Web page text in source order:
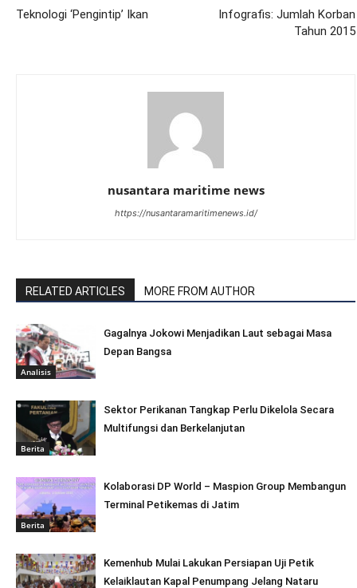
Teknologi ‘Pengintip’ Ikan
Infografis: Jumlah Korban
Tahun 2015
nusantara maritime news
https://nusantaramaritimenews.id/
RELATED ARTICLES MORE FROM AUTHOR
Analisis
Gagalnya Jokowi Menjadikan Laut sebagai Masa
Depan Bangsa
Berita
Sektor Perikanan Tangkap Perlu Dikelola Secara
Multifungsi dan Berkelanjutan
Berita
Kolaborasi DP World – Maspion Group Membangun
Terminal Petikemas di Jatim
Kemenhub Mulai Lakukan Persiapan Uji Petik
Kelaiklautan Kapal Penumpang Jelang Nataru